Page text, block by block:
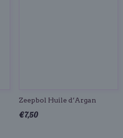
Zeepbol Huile d’Argan
€ 7,50